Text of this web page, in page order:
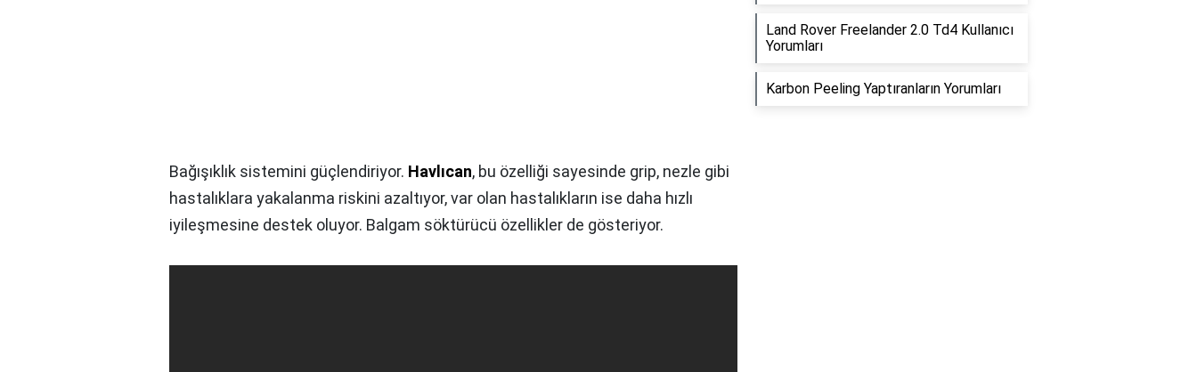
Bağışıklık sistemini güçlendiriyor. Havlıcan, bu özelliği sayesinde grip, nezle gibi
hastalıklara yakalanma riskini azaltıyor, var olan hastalıkların ise daha hızlı
iyileşmesine destek oluyor. Balgam söktürücü özellikler de gösteriyor.
Land Rover Freelander 2.0 Td4 Kullanıcı
Yorumları
Karbon Peeling Yaptıranların Yorumları